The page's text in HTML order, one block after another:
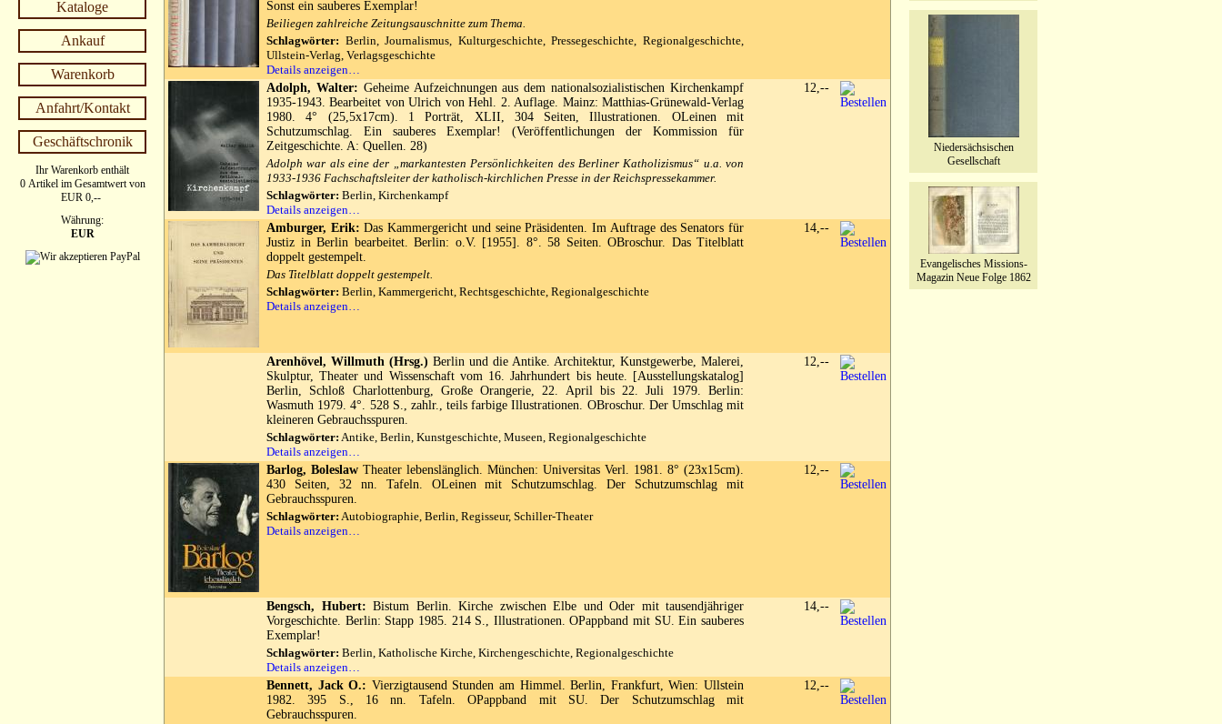
Kataloge
Ankauf
Warenkorb
Anfahrt/Kontakt
Geschäftschronik
Ihr Warenkorb enthält
0 Artikel im Gesamtwert von
EUR 0,--
Währung:
EUR
Niedersächsischen
Gesellschaft
Evangelisches Missions-
Magazin Neue Folge 1862
Sonst ein sauberes Exemplar!
Beiliegen zahlreiche Zeitungsauschnitte zum Thema.
Schlagwörter: Berlin, Journalismus, Kulturgeschichte, Pressegeschichte, Regionalgeschichte,
Ullstein-Verlag, Verlagsgeschichte
Details anzeigen…
Adolph, Walter: Geheime Aufzeichnungen aus dem nationalsozialistischen Kirchenkampf
1935-1943. Bearbeitet von Ulrich von Hehl. 2. Auflage. Mainz: Matthias-Grünewald-Verlag
1980. 4° (25,5x17cm). 1 Porträt, XLII, 304 Seiten, Illustrationen. OLeinen mit
Schutzumschlag. Ein sauberes Exemplar! (Veröffentlichungen der Kommission für
Zeitgeschichte. A: Quellen. 28)
Adolph war als eine der „markantesten Persönlichkeiten des Berliner Katholizismus“ u.a. von
1933-1936 Fachschaftsleiter der katholisch-kirchlichen Presse in der Reichspressekammer.
Schlagwörter: Berlin, Kirchenkampf
Details anzeigen…
12,--
Amburger, Erik: Das Kammergericht und seine Präsidenten. Im Auftrage des Senators für
Justiz in Berlin bearbeitet. Berlin: o.V. [1955]. 8°. 58 Seiten. OBroschur. Das Titelblatt
doppelt gestempelt.
Das Titelblatt doppelt gestempelt.
Schlagwörter: Berlin, Kammergericht, Rechtsgeschichte, Regionalgeschichte
Details anzeigen…
14,--
Arenhövel, Willmuth (Hrsg.) Berlin und die Antike. Architektur, Kunstgewerbe, Malerei,
Skulptur, Theater und Wissenschaft vom 16. Jahrhundert bis heute. [Ausstellungskatalog]
Berlin, Schloß Charlottenburg, Große Orangerie, 22. April bis 22. Juli 1979. Berlin:
Wasmuth 1979. 4°. 528 S., zahlr., teils farbige Illustrationen. OBroschur. Der Umschlag mit
kleineren Gebrauchsspuren.
Schlagwörter: Antike, Berlin, Kunstgeschichte, Museen, Regionalgeschichte
Details anzeigen…
12,--
Barlog, Boleslaw Theater lebenslänglich. München: Universitas Verl. 1981. 8° (23x15cm).
430 Seiten, 32 nn. Tafeln. OLeinen mit Schutzumschlag. Der Schutzumschlag mit
Gebrauchsspuren.
Schlagwörter: Autobiographie, Berlin, Regisseur, Schiller-Theater
Details anzeigen…
12,--
Bengsch, Hubert: Bistum Berlin. Kirche zwischen Elbe und Oder mit tausendjähriger
Vorgeschichte. Berlin: Stapp 1985. 214 S., Illustrationen. OPappband mit SU. Ein sauberes
Exemplar!
Schlagwörter: Berlin, Katholische Kirche, Kirchengeschichte, Regionalgeschichte
Details anzeigen…
14,--
Bennett, Jack O.: Vierzigtausend Stunden am Himmel. Berlin, Frankfurt, Wien: Ullstein
1982. 395 S., 16 nn. Tafeln. OPappband mit SU. Der Schutzumschlag mit
Gebrauchsspuren.
12,--